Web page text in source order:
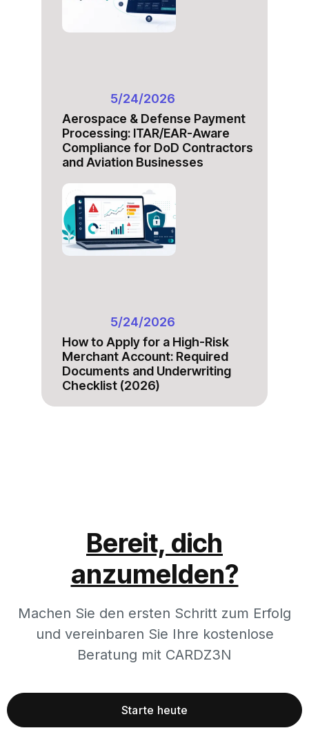
5/24/2026
Aerospace & Defense Payment
Processing: ITAR/EAR-Aware
Compliance for DoD Contractors
and Aviation Businesses
5/24/2026
How to Apply for a High-Risk
Merchant Account: Required
Documents and Underwriting
Checklist (2026)
Bereit, dich
anzumelden?
Machen Sie den ersten Schritt zum Erfolg
und vereinbaren Sie Ihre kostenlose
Beratung mit CARDZ3N
Starte heute